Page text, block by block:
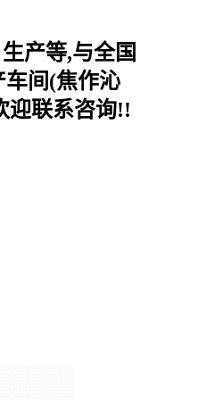
产等,与全国
间(焦作沁
迎联系咨询!!